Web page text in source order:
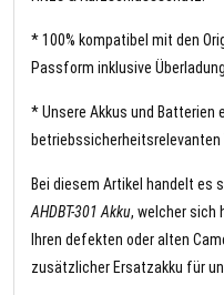
* 100% kompatibel mit den
Passform inklusive
* Unsere Akkus und Batterien
betriebssicherheitsrelevanten
Bei diesem Artikel handelt es
AHDBT-301 Akku, welcher sich
Ihren defekten oder alten
zusätzlicher Ersatzakku für